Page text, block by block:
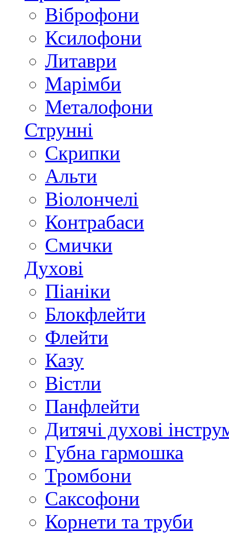
Віброфони
Ксилофони
Литаври
Марімби
Металофони
Струнні
Скрипки
Альти
Віолончелі
Контрабаси
Смички
Духові
Піаніки
Блокфлейти
Флейти
Казу
Вістли
Панфлейти
Дитячі духові
Губна гармошка
Тромбони
Саксофони
Корнети та труби